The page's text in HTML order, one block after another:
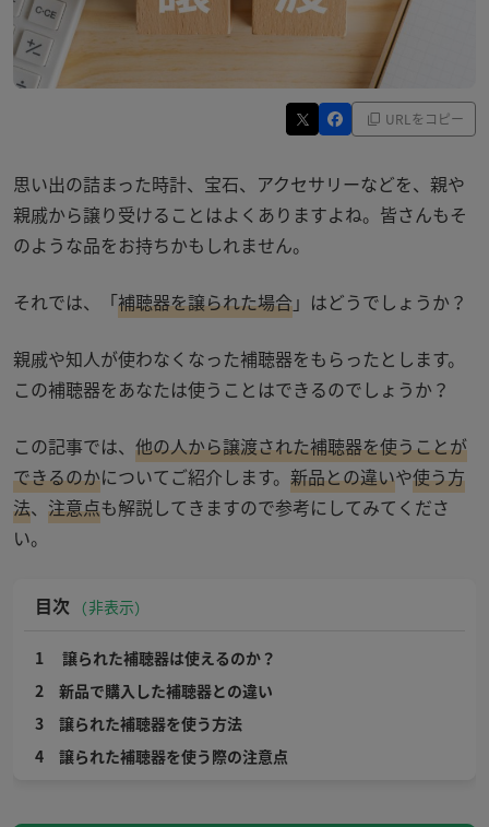
URLをコピー
思い出の詰まった時計、宝石、アクセサリーなどを、親や
親戚から譲り受けることはよくありますよね。皆さんもそ
のような品をお持ちかもしれません。
それでは、「補聴器を譲られた場合」はどうでしょうか？
親戚や知人が使わなくなった補聴器をもらったとします。
この補聴器をあなたは使うことはできるのでしょうか？
この記事では、 他の人から譲渡された補聴器を使うことが
できるのかについてご紹介します。 新品との違いや使う方
法、 注意点も解説してきますので参考にしてみてくださ
い。
目次 非表示
1 譲られた補聴器は使えるのか？
2 新品で購入した補聴器との違い
3 譲られた補聴器を使う方法
4 譲られた補聴器を使う際の注意点